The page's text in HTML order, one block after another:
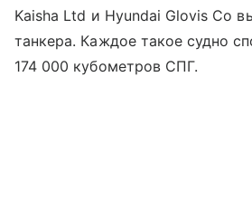
Kaisha Ltd и Hyundai Glovis Co
танкера. Каждое такое судно
174 000 кубометров СПГ.